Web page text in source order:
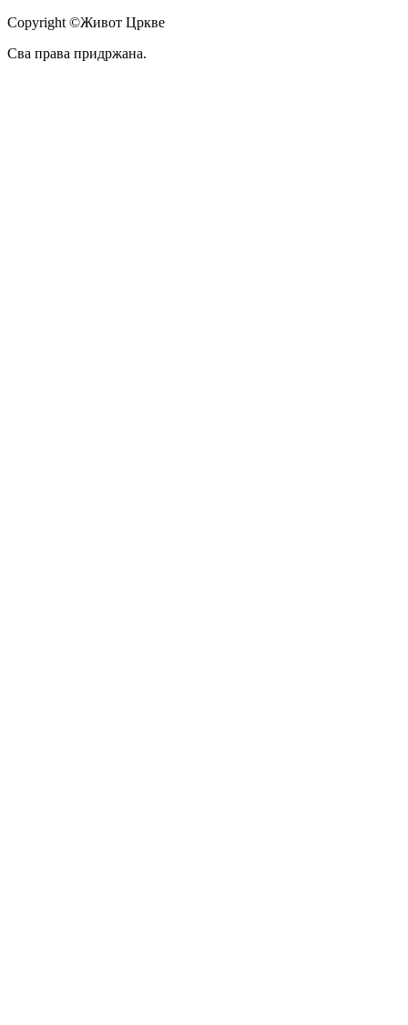
Copyright ©Живот Цркве
Сва права придржана.